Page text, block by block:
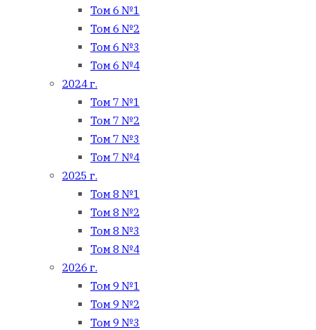
Том 6 №1
Том 6 №2
Том 6 №3
Том 6 №4
2024 г.
Том 7 №1
Том 7 №2
Том 7 №3
Том 7 №4
2025 г.
Том 8 №1
Том 8 №2
Том 8 №3
Том 8 №4
2026 г.
Том 9 №1
Том 9 №2
Том 9 №3